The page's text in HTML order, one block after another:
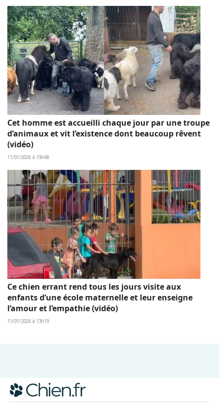
Cet homme est accueilli chaque jour par une troupe
d’animaux et vit l’existence dont beaucoup rêvent
(vidéo)
11/01/2026 à 19h48
Ce chien errant rend tous les jours visite aux
enfants d’une école maternelle et leur enseigne
l’amour et l’empathie (vidéo)
11/01/2026 à 13h19